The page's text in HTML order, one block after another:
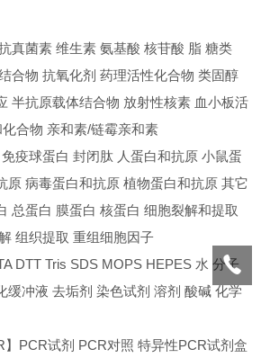
真菌素 维生素 氨基酸 核苷酸 脂 糖类
合物 抗氧化剂 药理活性化合物 类固醇
半抗原载体结合物 放射性核素 血小板活
合物 亲和素/链霉亲和素
免疫球蛋白 封闭肽 人蛋白和抗原 小鼠蛋
原 病毒蛋白和抗原 植物蛋白和抗原 其它
总蛋白 膜蛋白 核蛋白 细胞裂解和提取
组织提取 重组细胞因子
DTT Tris SDS MOPS HEPES 水 分子
缓冲液 去垢剂 染色试剂 溶剂 酸碱 化学
】PCR试剂 PCR对照 特异性PCR试剂盒